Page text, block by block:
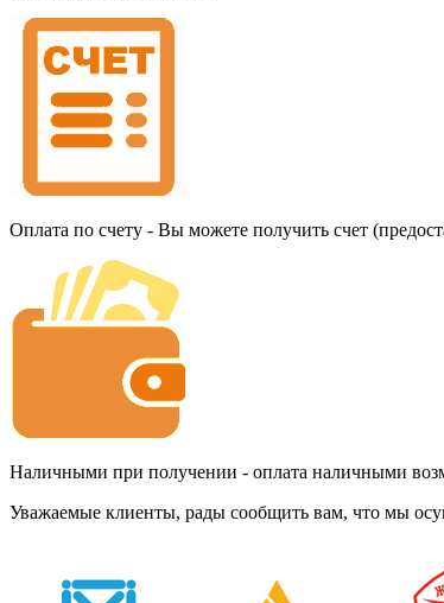
Оплата по счету - Вы можете получить счет
Наличными при получении - оплата наличными
Уважаемые клиенты, рады сообщить вам, что мы